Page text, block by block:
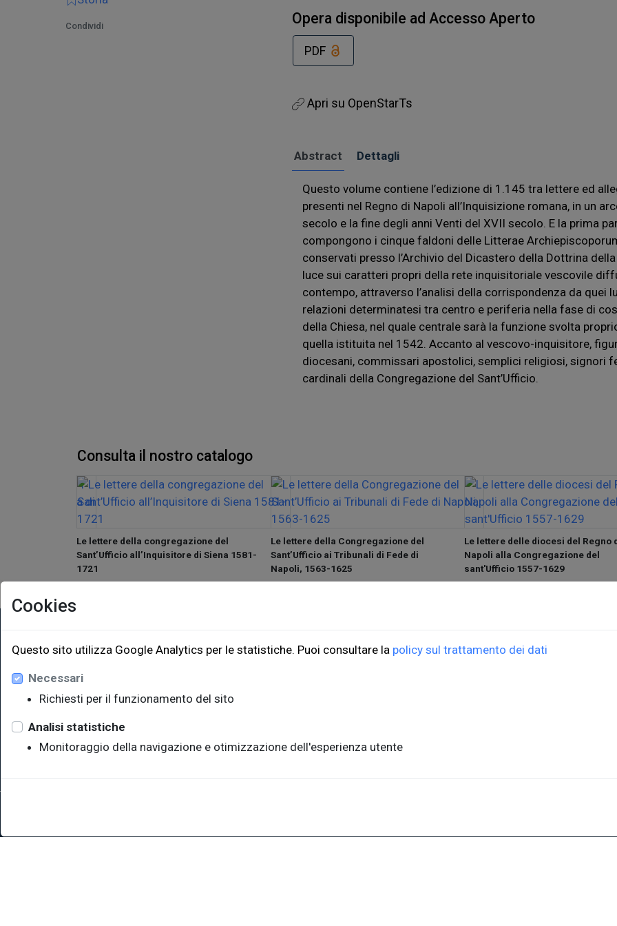
Condividi Opera disponibile ad Accesso Aperto
PDF
Apri su OpenStarTs
Abstract Dettagli
Questo volume contiene l’edizione di 1.145 tra lettere ed
presenti nel Regno di Napoli all’Inquisizione romana, in un
secolo e la fine degli anni Venti del XVII secolo. E la prima
compongono i cinque faldoni delle Litterae
conservati presso l’Archivio del Dicastero della Dottrina
luce sui caratteri propri della rete inquisitoriale vescovile
contempo, attraverso l’analisi della corrispondenza da quei
relazioni determinatesi tra centro e periferia nella fase di
della Chiesa, nel quale centrale sarà la funzione svolta
quella istituita nel 1542. Accanto al vescovo-inquisitore,
diocesani, commissari apostolici, semplici religiosi, signori
cardinali della Congregazione del Sant’Ufficio.
Consulta il nostro catalogo
Le lettere della congregazione del
Sant’Ufficio all’Inquisitore di Siena 1581-
1721
Le lettere della Congregazione del
Sant’Ufficio ai Tribunali di Fede di
Napoli, 1563-1625
Le lettere delle diocesi del Regno
Napoli alla Congregazione del
sant'Ufficio 1557-1629
EUT Edizioni Università di Trieste ORDINI
Cookies
Questo sito utilizza Google Analytics per le statistiche. Puoi consultare la policy sul trattamento dei dati
Necessari
Richiesti per il funzionamento del sito
Analisi statistiche
Monitoraggio della navigazione e otimizzazione dell'esperienza utente